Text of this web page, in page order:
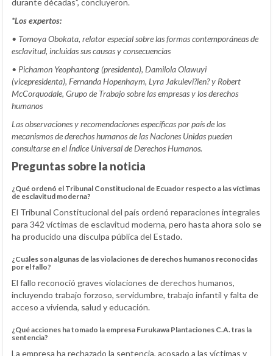
durante décadas”, concluyeron.
*Los expertos:
• Tomoya Obokata, relator especial sobre las formas contemporáneas de
esclavitud, incluidas sus causas y consecuencias
• Pichamon Yeophantong (presidenta), Damilola Olawuyi
(vicepresidenta), Fernanda Hopenhaym, Lyra Jakulevi?ien? y Robert
McCorquodale, Grupo de Trabajo sobre las empresas y los derechos
humanos
Las observaciones y recomendaciones específicas por país de los
mecanismos de derechos humanos de las Naciones Unidas pueden
consultarse en el Índice Universal de Derechos Humanos.
Preguntas sobre la noticia
¿Qué ordenó el Tribunal Constitucional de Ecuador respecto a las víctimas
de esclavitud moderna?
El Tribunal Constitucional del país ordenó reparaciones integrales
para 342 víctimas de esclavitud moderna, pero hasta ahora solo se
ha producido una disculpa pública del Estado.
¿Cuáles son algunas de las violaciones de derechos humanos reconocidas
por el fallo?
El fallo reconoció graves violaciones de derechos humanos,
incluyendo trabajo forzoso, servidumbre, trabajo infantil y falta de
acceso a vivienda, salud y educación.
¿Qué acciones ha tomado la empresa Furukawa Plantaciones C.A. tras la
sentencia?
La empresa ha rechazado la sentencia, acosado a las víctimas y